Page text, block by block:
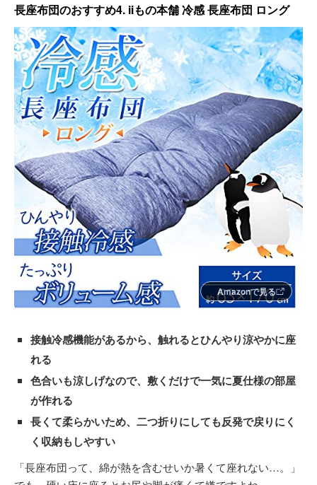
長座布団のおすすめ4. iiもの本舗 冷感 長座布団 ロング
Amazonで見る
接触冷感機能があるから、触れるとひんやり涼やかに座
れる
色合いも涼しげなので、敷くだけで一気に夏仕様の部屋
が作れる
長くて柔らかいため、二つ折りにしても反発で戻りにく
く収納もしやすい
「長座布団って、綿が熱を含むせいか暑くて座れない…。」